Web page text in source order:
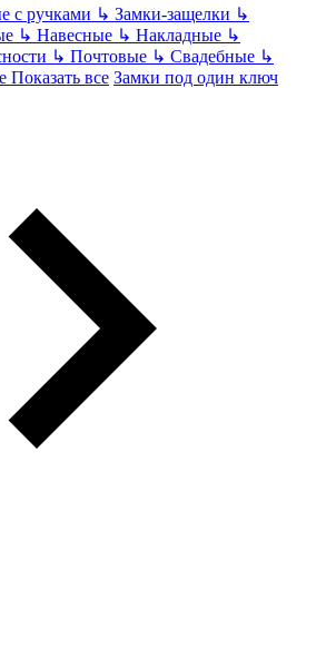
с ручками ↳ Замки-защелки ↳
↳ Навесные ↳ Накладные ↳
↳ Почтовые ↳ Свадебные ↳
Показать все Замки под один ключ